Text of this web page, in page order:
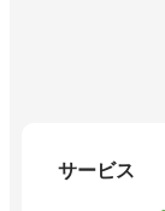
サービス